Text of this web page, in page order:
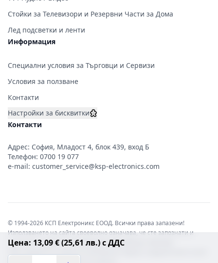
Цена: 13,09 € (25,61 лв.) с ДДС
Стойки за Телевизори и Резервни Части за Дома
Лед подсветки и ленти
Информация
Специални условия за Търговци и Сервизи
Условия за ползване
Контакти
Настройки за бисквитки
Контакти
Адрес: София, Младост 4, блок 439, вход Б
Телефон: 0700 19 077
e-mail: customer_service@ksp-electronics.com
© 1994-2026 КСП Електроникс ЕООД. Всички права запазени!
Използването на сайта своеволно означава, че сте запознати и
съгласни с правната информация обвързваща софтуера.